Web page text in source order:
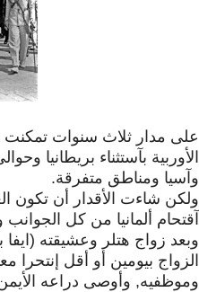
على مدار ثلاث سنوات تمكنت
الأوربية بآستثناء بريطانيا
وآسيا ومناطق متفرقة.
ولكن شاءت الأقدار أن تكون
آقتحام ألمانيا من كل
وموظفيه, وأوصى دراعه